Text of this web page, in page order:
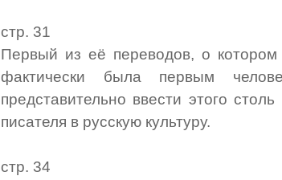
стр. 31
Первый из её переводов, о
фактически была первым
представительно ввести этого
писателя в русскую культуру.
стр. 34